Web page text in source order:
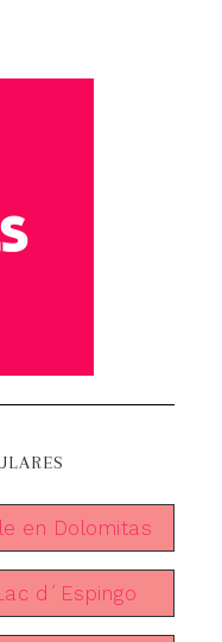
en Dolomitas
d´Espingo